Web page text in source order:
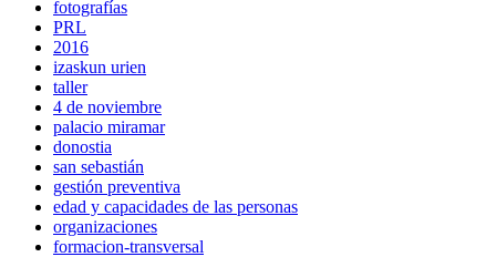
fotografías
PRL
2016
izaskun urien
taller
4 de noviembre
palacio miramar
donostia
san sebastián
gestión preventiva
edad y capacidades de las personas
organizaciones
formacion-transversal